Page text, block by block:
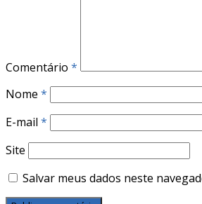
Comentário *
Nome *
E-mail *
Site
Salvar meus dados neste